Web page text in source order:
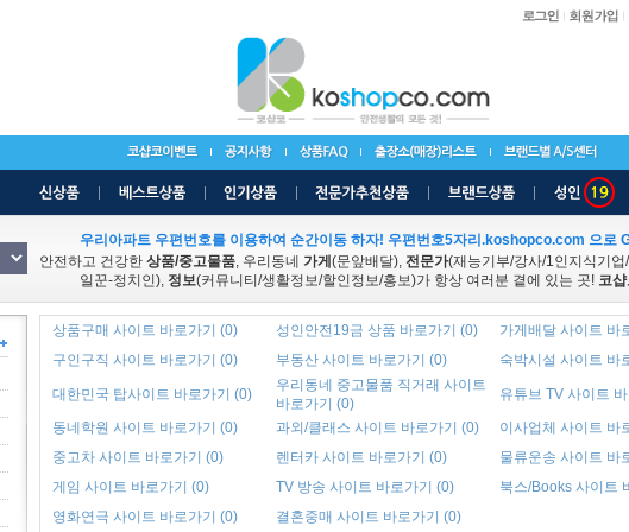
우리아파트 우편번호를 이용하여 순간이동 하자! 우편번호5자리.koshopco.com 으로
안전하고 건강한 상품/중고물품, 우리동네 가게 (문앞배달), 전문가(재능기부/강사/1인지식기업
일꾼-정치인), 정보(커뮤니티/생활정보/할인정보/홍보)가 항상 여러분 곁에 있는 곳! 코
상품구매 사이트 바로가기 (0) 성인안전19금 상품 바로가기 (0)
가게배달 사이트 바
구인구직 사이트 바로가기 (0)
부동산 사이트 바로가기 (0) 숙박시설 사이트 바
대한민국 탑사이트 바로가기 (0)
우리동네 중고물품 직거래 사이트
바로가기 (0)
유튜브 TV 사이트
동네학원 사이트 바로가기 (0)
과외/클래스 사이트 바로가기 (0)
이사업체 사이트 바
중고차 사이트 바로가기 (0)
렌터카 사이트 바로가기 (0)
물류운송 사이트 바
게임 사이트 바로가기 (0)
TV 방송 사이트 바로가기 (0)
북스/Books 사이트
영화연극 사이트 바로가기 (0)
결혼중매 사이트 바로가기 (0)